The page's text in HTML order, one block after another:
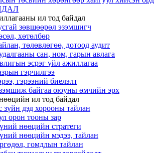
ил тод байдал
зөвшөөрөл эзэмшигч
хөтөлбөр
төлөвлөгөө, дотоод аудит
сан, ном, гарын авлага
эсрэг үйл ажиллагаа
гэрчилгээ
гэрээний биелэлт
байгаа оюуны өмчийн эрх
ил тод байдал
зүйн дэд хорооны тайлан
орон тооны зар
нөөцийн стратеги
нөөцийн мэдээ, тайлан
гомдлын тайлан